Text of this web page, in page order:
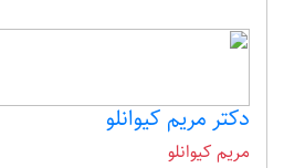
دکتر مریم کیوانلو
مریم کیوانلو